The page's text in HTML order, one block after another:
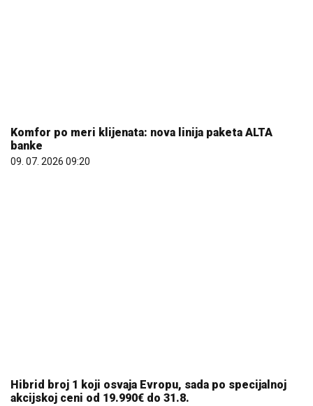
Komfor po meri klijenata: nova linija paketa ALTA
banke
09. 07. 2026 09:20
Hibrid broj 1 koji osvaja Evropu, sada po specijalnoj
akcijskoj ceni od 19.990€ do 31.8.